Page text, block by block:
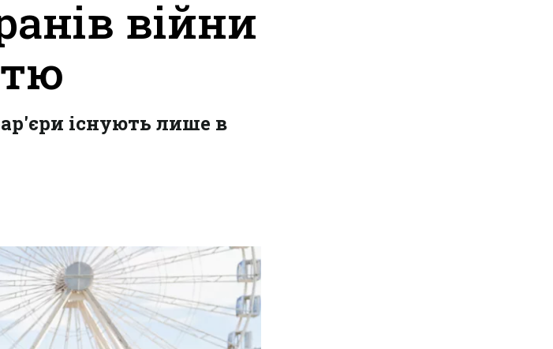
війни
існують лише в